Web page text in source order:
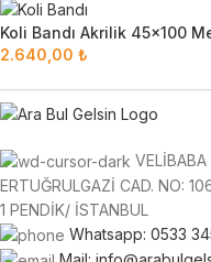
Koli Bandı Akrilik 45x100
2.640,00 ₺
VELİBABA
ERTUĞRULGAZİ CAD. NO:
1 PENDİK/ İSTANBUL
Whatsapp: 0533